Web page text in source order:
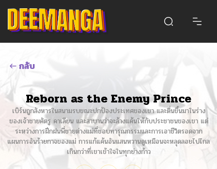
กลับ
Reborn as the Enemy Prince
เบิร์นถูกสังหารในสนามรบขณะปกป้องประเทศของเขา และตื่นขึ้นมาในร่าง
ของเจ้าชายศัตรู คาเลียน และสาบานว่าจะล้างแค้นให้กับประชาชนของเขา แต่
ระหว่างการฝึกฝนพี่ชายต่างแม่ที่ชอบทารุณกรรมและการเอาชีวิตรอดจาก
แผนการอันร้ายกาจของแม่ การแก้แค้นอันแสนหวานดูเหมือนจะหลุดลอยไปไกล
เกินกว่าที่เขาเข้าใจในทุกย่างก้าว